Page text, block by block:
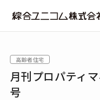
ニ
コ
ム
月刊プロパティ
号
高齢者住宅